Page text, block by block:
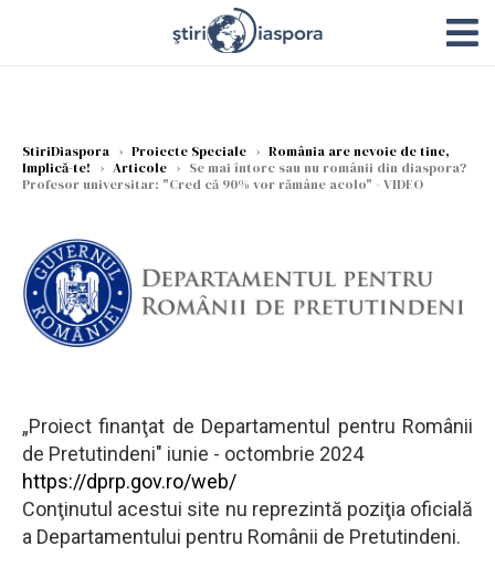
StiriDiaspora › Proiecte Speciale › România are nevoie de tine,
Implică-te!
› Articole › Se mai întorc sau nu românii din diaspora?
Profesor universitar: "Cred că 90% vor rămâne acolo" - VIDEO
„Proiect finanţat de Departamentul pentru Românii
de Pretutindeni" iunie - octombrie 2024
https://dprp.gov.ro/web/
Conţinutul acestui site nu reprezintă poziţia oficială
a Departamentului pentru Românii de Pretutindeni.